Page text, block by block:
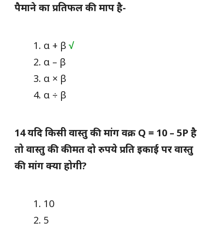
पैमाने का प्रतिफल की माप है-
α + β √
α – β
α × β
α ÷ β
14 यदि किसी वास्तु की मांग वक्र Q = 10 – 5P है
तो वास्तु की कीमत दो रुपये प्रति इकाई पर वास्तु
की मांग क्या होगी?
10
5